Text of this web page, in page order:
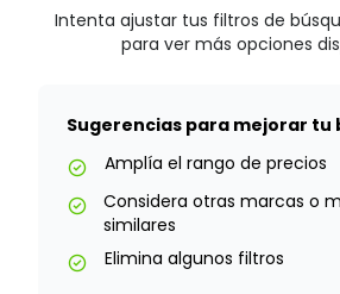
Intenta ajustar tus filtros de
para ver más opciones
Sugerencias para mejorar tu
check_circle Amplía el rango de precios
check_circle
Considera otras marcas o
similares
check_circle Elimina algunos filtros